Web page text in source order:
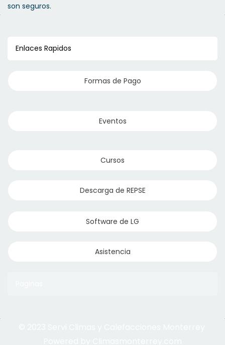
son seguros.
Enlaces Rapidos
Formas de Pago
Eventos
Cursos
Descarga de REPSE
Software de LG
Asistencia